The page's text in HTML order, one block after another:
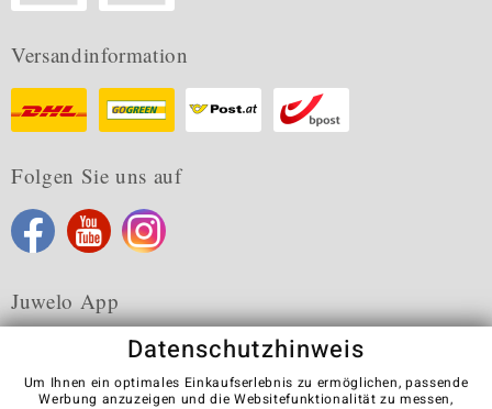
Versandinformation
Folgen Sie uns auf
Juwelo App
Datenschutzhinweis
Um Ihnen ein optimales Einkaufserlebnis zu ermöglichen, passende
Werbung anzuzeigen und die Websitefunktionalität zu messen,